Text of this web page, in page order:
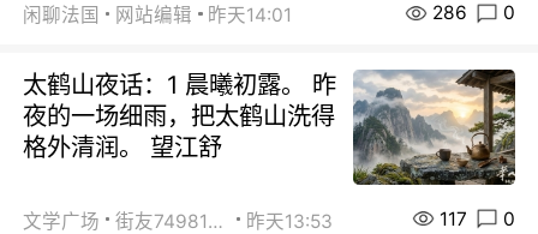
闲聊法国 网站编辑 昨天14:01 286 0
太鹤山夜话：1 晨曦初露。 昨
夜的一场细雨，把太鹤山洗得
格外清润。 望江舒
文学广场 街友74981146 昨天13:53 117 0